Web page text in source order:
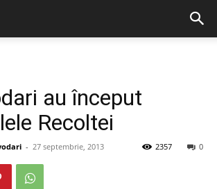
au început
Recoltei
- 27 septembrie, 2013 0
2357